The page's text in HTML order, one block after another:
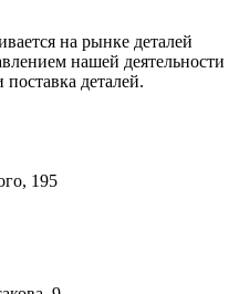
на рынке деталей
нашей деятельности
поставка деталей.
195